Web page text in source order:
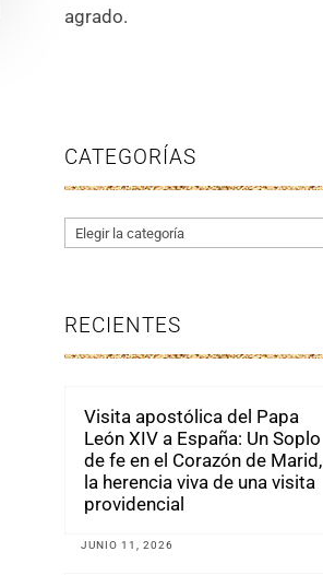
agrado.
CATEGORÍAS
Categorías
RECIENTES
Visita apostólica del Papa
León XIV a España: Un Soplo
de fe en el Corazón de Marid,
la herencia viva de una visita
providencial
JUNIO 11, 2026